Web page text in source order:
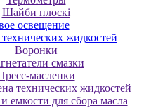
Шайби плоскі
освещение
жидкостей
Воронки
смазки
масленки
технических жидкостей
емкости для сбора масла